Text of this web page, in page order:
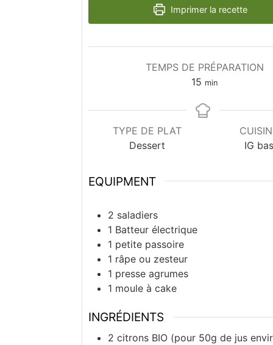
Imprimer la recette
TEMPS DE PRÉPARATION
15 minutes
min
TYPE DE PLAT
Dessert
IG bas
EQUIPMENT
2 saladiers
1 Batteur électrique
1 petite passoire
1 râpe ou zesteur
1 presse agrumes
1 moule à cake
INGRÉDIENTS
2 citrons BIO (pour 50g de jus